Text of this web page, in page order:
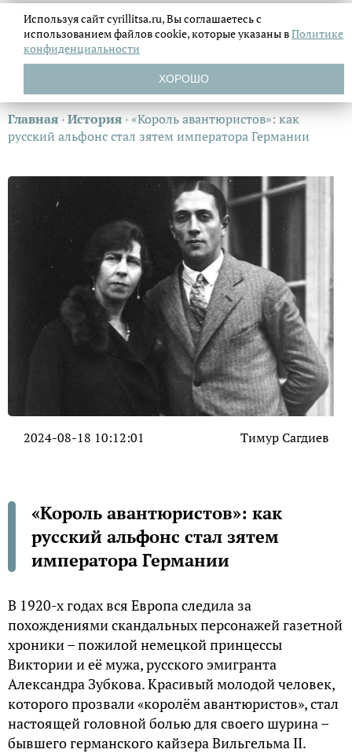
Главная ›История ›«Король авантюристов»: как
русский альфонс стал зятем императора Германии
2024-08-18 10:12:01 Тимур Сагдиев
«Король авантюристов»: как
русский альфонс стал зятем
императора Германии
В 1920-х годах вся Европа следила за
похождениями скандальных персонажей газетной
хроники – пожилой немецкой принцессы
Виктории и её мужа, русского эмигранта
Александра Зубкова. Красивый молодой человек,
которого прозвали «королём авантюристов», стал
настоящей головной болью для своего шурина –
бывшего германского кайзера Вильгельма II.
Используя сайт cyrillitsa.ru, Вы соглашаетесь с
использованием файловcookie, которые указаны вПолитике
конфиденциальности
ХОРОШО